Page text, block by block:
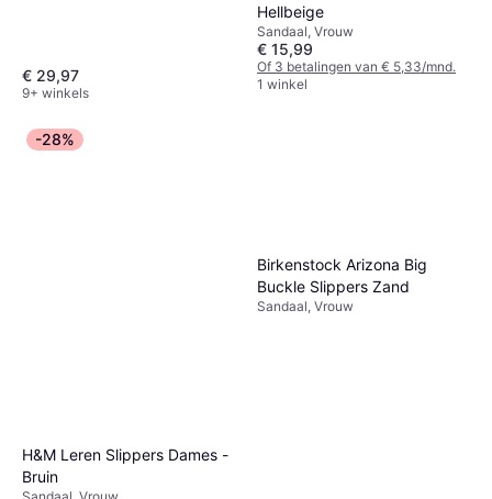
€ 29,97
9+ winkels
Hellbeige
Sandaal, Vrouw
€ 15,99
Of 3 betalingen van € 5,33/mnd.
1 winkel
-28%
H&M Leren Slippers Dames -
Bruin
Birkenstock Arizona Big
Buckle Slippers Zand
Sandaal, Vrouw